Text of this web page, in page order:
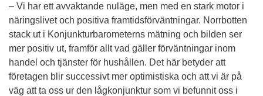
– Vi har ett avvaktande nuläge, men med en stark motor i
näringslivet och positiva framtidsförväntningar. Norrbotten
stack ut i Konjunkturbarometerns mätning och bilden ser
mer positiv ut, framför allt vad gäller förväntningar inom
handel och tjänster för hushållen. Det här betyder att
företagen blir successivt mer optimistiska och att vi är på
väg att ta oss ur den lågkonjunktur som vi befunnit oss i